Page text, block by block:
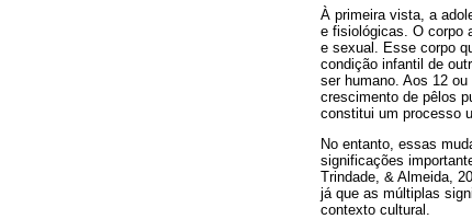
À primeira vista, a
e fisiológicas. O corpo
e sexual. Esse corpo
condição infantil de
ser humano. Aos 12
crescimento de pêlos
constitui um processo
No entanto, essas
significações
Trindade, & Almeida,
já que as múltiplas
contexto cultural.